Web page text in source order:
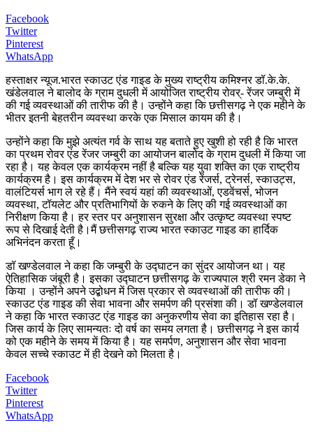
Facebook
Twitter
Pinterest
WhatsApp
हस्ताक्षर न्यूज.भारत स्काउट एंड गाइड के मुख्य राष्ट्रीय कमिश्नर डॉ.के.के.
खंडेलवाल ने बालोद के ग्राम दुधली में आयोजित राष्ट्रीय रोवर्- रेंजर जम्बुरी में
की गई व्यवस्थाओं की तारीफ की है। उन्होंने कहा कि छत्तीसगढ़ ने एक महीने के
भीतर इतनी बेहतरीन व्यवस्था करके एक मिसाल कायम की है।
उन्होंने कहा कि मुझे अत्यंत गर्व के साथ यह बताते हुए खुशी हो रही है कि भारत
का प्रथम रोवर एंड रेंजर जम्बुरी का आयोजन बालोद के ग्राम दुधली में किया जा
रहा है। यह केवल एक कार्यक्रम नहीं है बल्कि यह युवा शक्ति का एक राष्ट्रीय
कार्यक्रम है। इस कार्यक्रम में देश भर से रोवर एंड रेंजर्स, ट्रेनर्स, स्काउट्स,
वालंटियर्स भाग ले रहे हैं। मैंने स्वयं यहां की व्यवस्थाओं, एडवेंचर्स, भोजन
व्यवस्था, टॉयलेट और प्रतिभागियों के रुकने के लिए की गई व्यवस्थाओं का
निरीक्षण किया है। हर स्तर पर अनुशासन सुरक्षा और उत्कृष्ट व्यवस्था स्पष्ट
रूप से दिखाई देती है।मैं छत्तीसगढ़ राज्य भारत स्काउट गाइड का हार्दिक
अभिनंदन करता हूँ।
डॉ खण्डेलवाल ने कहा कि जम्बुरी के उद्घाटन का सुंदर आयोजन था। यह
ऐतिहासिक जंबूरी है। इसका उद्घाटन छत्तीसगढ़ के राज्यपाल श्री रमन डेका ने
किया । उन्होंने अपने उद्बोधन में जिस प्रकार से व्यवस्थाओं की तारीफ की।
स्काउट एंड गाइड की सेवा भावना और समर्पण की प्रसंशा की। डॉ खण्डेलवाल
ने कहा कि भारत स्काउट एंड गाइड का अनुकरणीय सेवा का इतिहास रहा है।
जिस कार्य के लिए सामन्यतः दो वर्ष का समय लगता है। छत्तीसगढ़ ने इस कार्य
को एक महीने के समय में किया है। यह समर्पण, अनुशासन और सेवा भावना
केवल सच्चे स्काउट में ही देखने को मिलता है।
Facebook
Twitter
Pinterest
WhatsApp